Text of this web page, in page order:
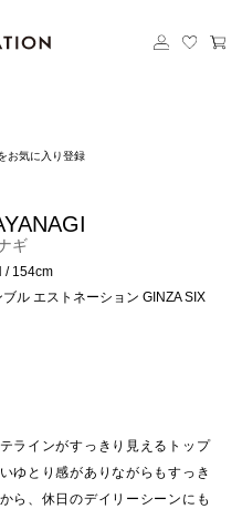
お気に入り登録
ギ
/ 154cm
ブル エストネーション GINZA SIX
ラインがすっきり見えるトップ
ゆとり感がありながらもすっき
ら、休日のデイリーシーンにも